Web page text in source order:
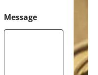
Message